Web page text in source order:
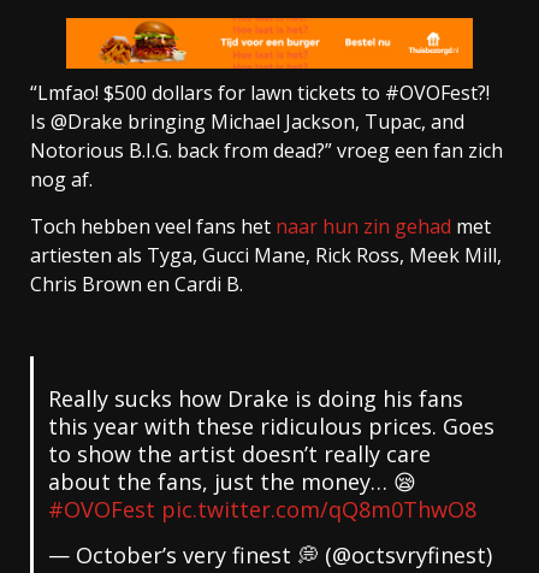
“Lmfao! $500 dollars for lawn tickets to #OVOFest?!
Is @Drake bringing Michael Jackson, Tupac, and
Notorious B.I.G. back from dead?” vroeg een fan zich
nog af.
Toch hebben veel fans het naar hun zin gehad met
artiesten als Tyga, Gucci Mane, Rick Ross, Meek Mill,
Chris Brown en Cardi B.
Really sucks how Drake is doing his fans
this year with these ridiculous prices. Goes
to show the artist doesn’t really care
about the fans, just the money… 😪
#OVOFest pic.twitter.com/qQ8m0ThwO8
— October’s very finest 💭 (@octsvryfinest)